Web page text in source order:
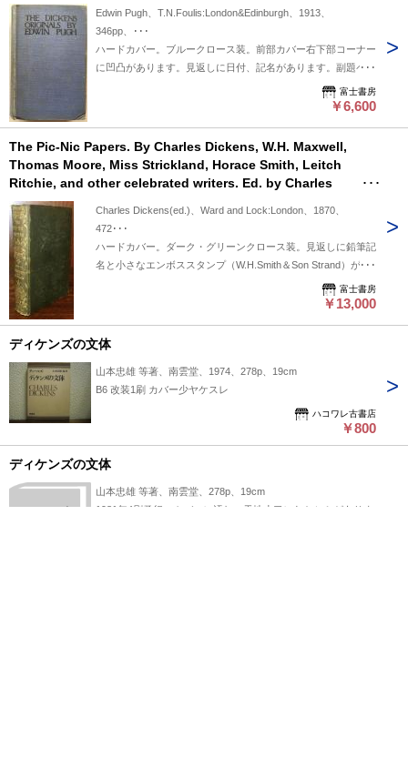
Edwin Pugh、T.N.Foulis:London&Edinburgh、1913、
346pp、･･･
ハードカバー。ブルークロース装。前部カバー右下部コーナー
に凹凸があります。見返しに日付、記名があります。副題ペー
ジに著者の直筆メッセージ、サインがあります。三方にシミ汚
れがあります。カット方式なので小口・地は不揃いです。見返
富士書房
￥6,600
The Pic-Nic Papers. By Charles Dickens, W.H. Maxwell,
Thomas Moore, Miss Strickland, Horace Smith, Leitch
Ritchie, and other celebrated writers. Ed. by Charles
Dickens.
Charles Dickens(ed.)、Ward and Lock:London、1870、
472･･･
ハードカバー。ダーク・グリーンクロース装。見返しに鉛筆記
名と小さなエンボススタンプ（W.H.Smith＆Son Strand）があ
ります。カバークロースに若干の傷み箇所ありますが綴じには
富士書房
￥13,000
ディケンズの文体
山本忠雄 等著、南雲堂、1974、278p、19cm
B6 改装1刷 カバー少ヤケスレ
ハコワレ古書店
￥800
ディケンズの文体
山本忠雄 等著、南雲堂、278p、19cm
1981年4刷発行。カバーに汚れ、天地小口にヤケシミがありま